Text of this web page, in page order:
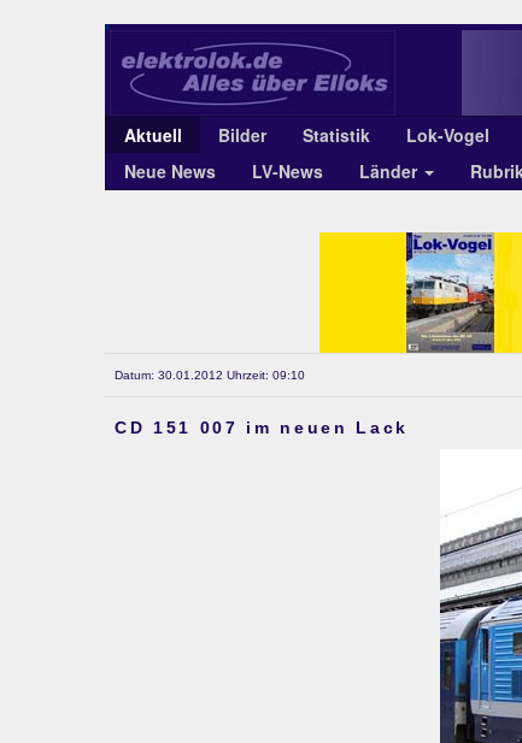
Aktuell Bilder Statistik Lok-Vogel
Neue News
LV-News Länder
Datum: 30.01.2012 Uhrzeit: 09:10
CD 151 007 im neuen Lack